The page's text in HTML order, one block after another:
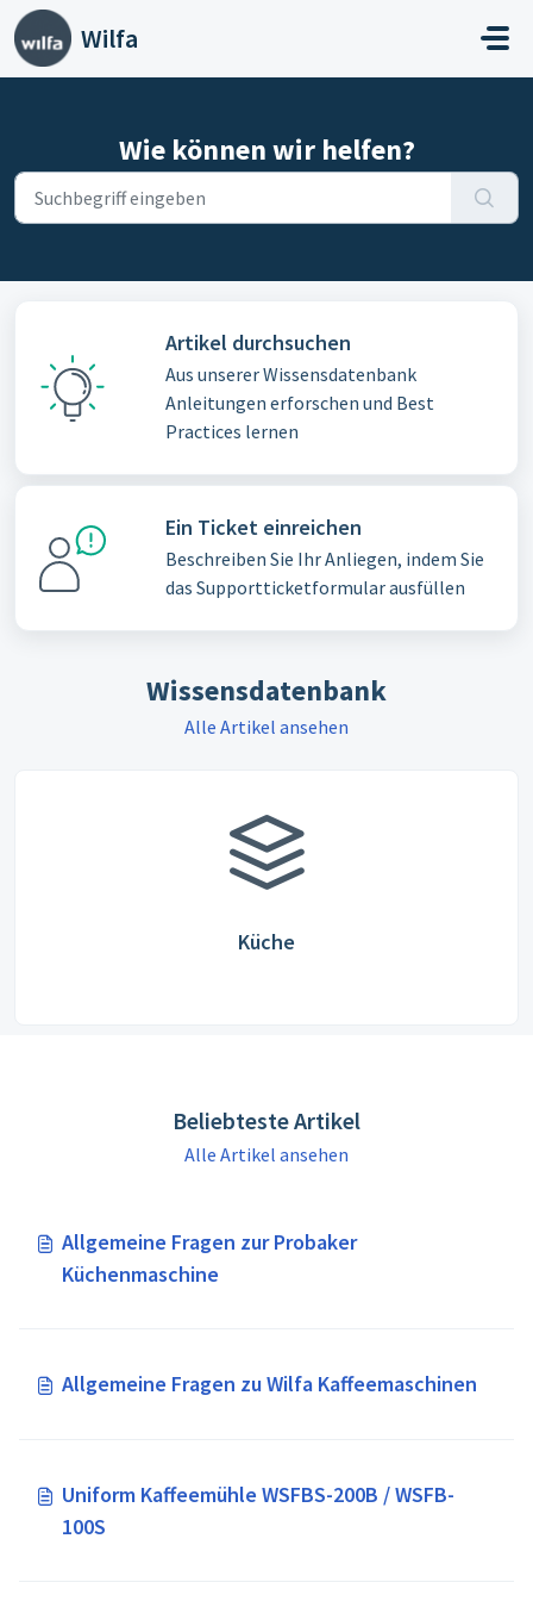
Zum hauptsächlichen Inhalt gehen
Wilfa
Wie können wir helfen?
Artikel durchsuchen
Aus unserer Wissensdatenbank
Anleitungen erforschen und Best
Practices lernen
Ein Ticket einreichen
Beschreiben Sie Ihr Anliegen, indem Sie
das Supportticketformular ausfüllen
Wissensdatenbank
Alle Artikel ansehen
Küche
Beliebteste Artikel
Alle Artikel ansehen
Allgemeine Fragen zur Probaker
Küchenmaschine
Allgemeine Fragen zu Wilfa Kaffeemaschinen
Uniform Kaffeemühle WSFBS-200B / WSFB-
100S